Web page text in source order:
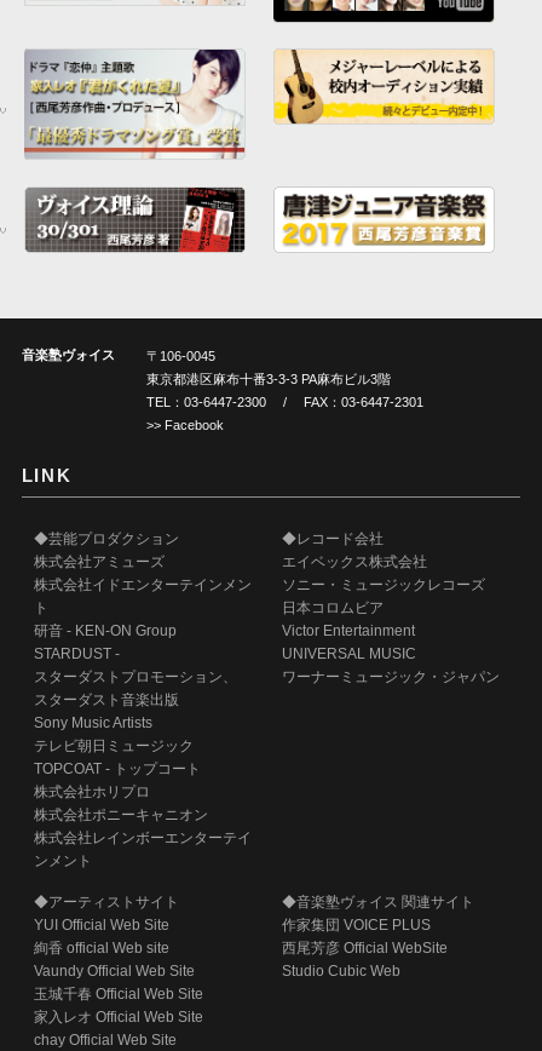
音楽塾ヴォイス
〒106-0045
東京都港区麻布十番3-3-3 PA麻布ビル3階
TEL： 03-6447-2300/ FAX：03-6447-2301
>> Facebook
LINK
◆芸能プロダクション
株式会社アミューズ
株式会社イドエンターテインメン
ト
研音 - KEN-ON Group
STARDUST -
スターダストプロモーション、
スターダスト音楽出版
Sony Music Artists
テレビ朝日ミュージック
TOPCOAT - トップコート
株式会社ホリプロ
株式会社ポニーキャニオン
株式会社レインボーエンターテイ
ンメント
◆レコード会社
エイベックス株式会社
ソニー・ミュージックレコーズ
日本コロムビア
Victor Entertainment
UNIVERSAL MUSIC
ワーナーミュージック・ジャパン
◆アーティストサイト
YUI Official Web Site
絢香 official Web site
Vaundy Official Web Site
玉城千春 Official Web Site
家入レオ Official Web Site
chay Official Web Site
◆音楽塾ヴォイス 関連サイト
作家集団 VOICE PLUS
西尾芳彦 Official WebSite
Studio Cubic Web